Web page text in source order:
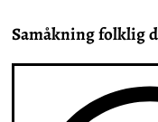
Samåkning folklig